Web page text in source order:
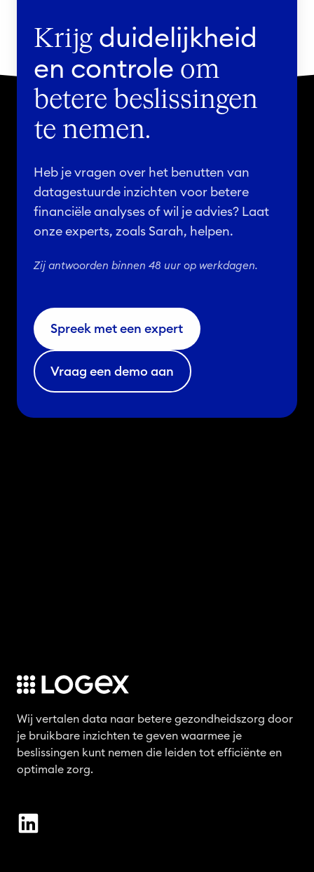
Krijg duidelijkheid
en controle om
betere beslissingen
te nemen.
Heb je vragen over het benutten van
datagestuurde inzichten voor betere
financiële analyses of wil je advies? Laat
onze experts, zoals Sarah, helpen.
Zij antwoorden binnen 48 uur op werkdagen.
Spreek met een expert
Vraag een demo aan
Wij vertalen data naar betere gezondheidszorg door
je bruikbare inzichten te geven waarmee je
beslissingen kunt nemen die leiden tot efficiënte en
optimale zorg.